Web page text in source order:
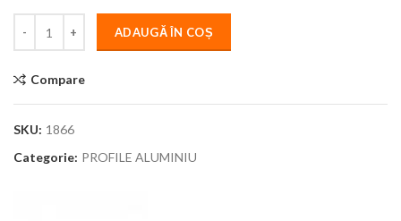
ADAUGĂ ÎN COȘ
Compare
SKU: 1866
Categorie: PROFILE ALUMINIU